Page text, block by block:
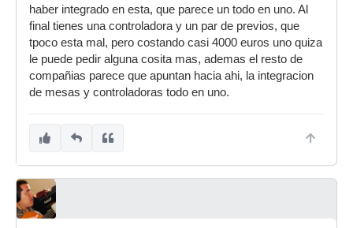
haber integrado en esta, que parece un todo en uno. Al
final tienes una controladora y un par de previos, que
tpoco esta mal, pero costando casi 4000 euros uno quiza
le puede pedir alguna cosita mas, ademas el resto de
compañias parece que apuntan hacia ahi, la integracion
de mesas y controladoras todo en uno.